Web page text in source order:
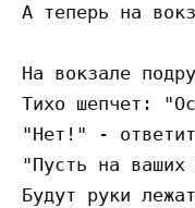
А теперь на
На вокзале
Тихо шепчет:
"Нет!" -
"Пусть на ваших
Будут руки